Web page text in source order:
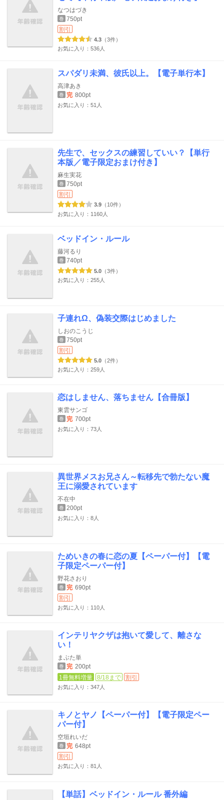
なつはづき
巻 750pt
割引
4.3 （3件）
お気に入り：536人
スパダリ未満、彼氏以上。【電子単行本】
高津あき
巻 完 800pt
お気に入り：51人
先生で、セックスの練習していい？【単行
本版／電子限定おまけ付き】
麻生実花
巻 750pt
割引
3.9 （10件）
お気に入り：1160人
ベッドイン・ルール
藤河るり
巻 740pt
5.0 （3件）
お気に入り：255人
子連れΩ、偽装交際はじめました
しおのこうじ
巻 750pt
割引
5.0 （2件）
お気に入り：259人
恋はしません、落ちません【合冊版】
東雲サンゴ
巻 完 700pt
お気に入り：73人
異世界メスお兄さん～転移先で勃たない魔
王に溺愛されています
不在中
巻 200pt
お気に入り：8人
ためいきの春に恋の夏【ペーパー付】【電
子限定ペーパー付】
野花さおり
巻 完 690pt
割引
お気に入り：110人
インテリヤクザは抱いて愛して、離さな
い！
まぶた単
巻 完 200pt
1冊無料増量
8/18まで 割引
お気に入り：347人
キノとヤノ【ペーパー付】【電子限定ペー
パー付】
空垣れいだ
巻 完 648pt
割引
お気に入り：81人
【単話】ベッドイン・ルール 番外編